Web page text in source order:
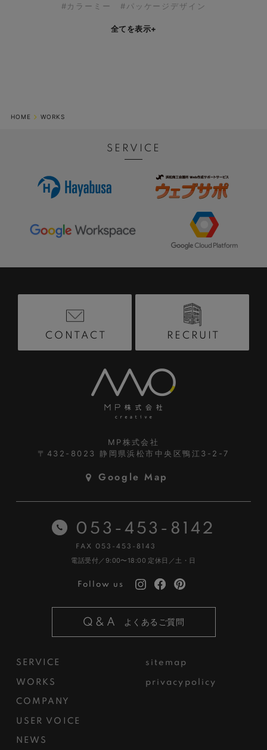
#カラーミー
#パッケージデザイン
全てを表示+
HOME WORKS
SERVICE
CONTACT RECRUIT
MP株式会社
〒432-8023静岡県浜松市中央区鴨江3-2-7
Google Map
SERVICE
WORKS
COMPANY
USER VOICE
NEWS
sitemap
privacypolicy
053-453-8142
FAX 053-453-8143
電話受付／9:00〜18:00 定休日／土・日
Follow us
Q&A よくあるご質問